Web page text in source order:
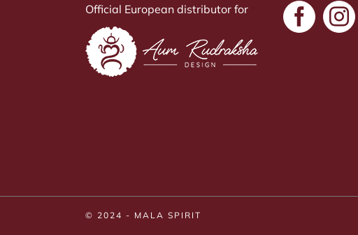
Official European distributor for
© 2024 - MALA SPIRIT